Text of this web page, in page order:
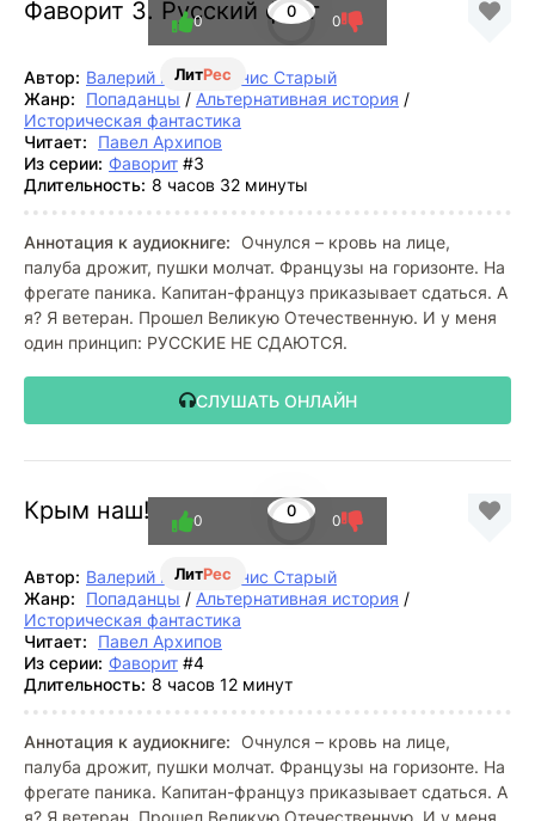
Фаворит 3. Русский флаг
ЛитРес
0
0 0
Автор: Валерий Гуров,Денис Старый
Жанр:
Попаданцы / Альтернативная история /
Историческая фантастика
Читает:
Павел Архипов
Из серии: Фаворит #3
Длительность: 8 часов 32 минуты
Аннотация к аудиокниге: Очнулся – кровь на лице,
палуба дрожит, пушки молчат. Французы на горизонте. На
фрегате паника. Капитан-француз приказывает сдаться. А
я? Я ветеран. Прошел Великую Отечественную. И у меня
один принцип: РУССКИЕ НЕ СДАЮТСЯ.
СЛУШАТЬ ОНЛАЙН
Крым наш!
ЛитРес
0
0 0
Автор: Валерий Гуров,Денис Старый
Жанр:
Попаданцы / Альтернативная история /
Историческая фантастика
Читает:
Павел Архипов
Из серии: Фаворит #4
Длительность: 8 часов 12 минут
Аннотация к аудиокниге: Очнулся – кровь на лице,
палуба дрожит, пушки молчат. Французы на горизонте. На
фрегате паника. Капитан-француз приказывает сдаться. А
я? Я ветеран. Прошел Великую Отечественную. И у меня